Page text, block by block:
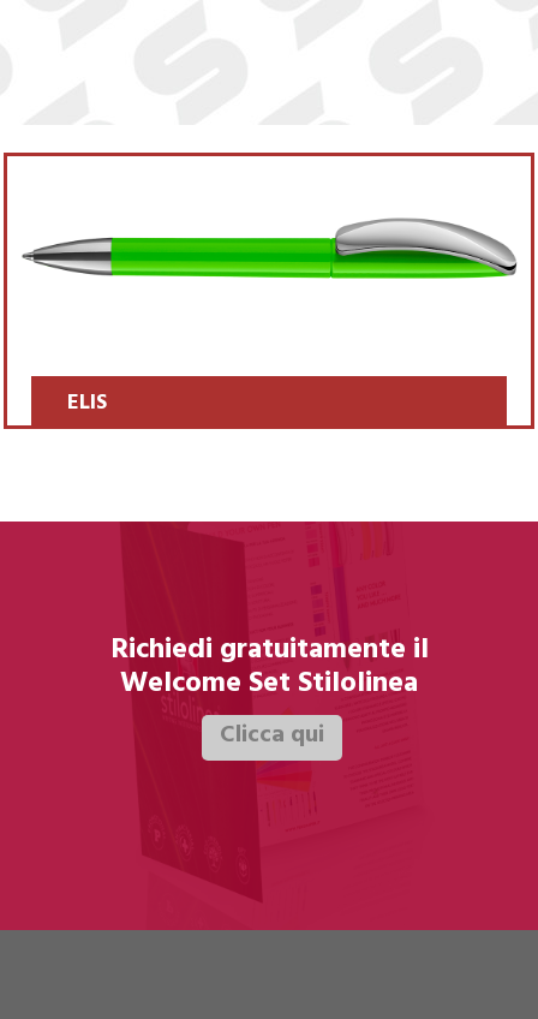
ELIS
Richiedi gratuitamente il
Welcome Set Stilolinea